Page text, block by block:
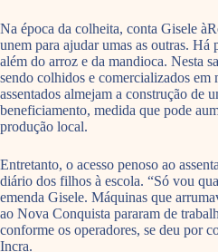
Na época da colheita, conta Gisele
unem para ajudar umas as outras. Há
além do arroz e da mandioca. Nesta
sendo colhidos e comercializados em
assentados almejam a construção de
beneficiamento, medida que pode
produção local.
Entretanto, o acesso penoso ao
diário dos filhos à escola. “Só vou
emenda Gisele. Máquinas que
ao Nova Conquista pararam de
conforme os operadores, se deu por
Incra.